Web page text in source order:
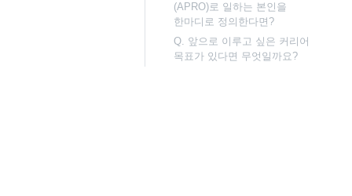
(APRO)로 일하는 본인을
한마디로 정의한다면?
Q. 앞으로 이루고 싶은 커리어
목표가 있다면 무엇일까요?